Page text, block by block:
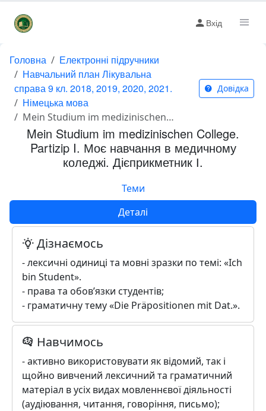
Вхід
Головна
Електронні підручники
Навчальний план Лікувальна
справа 9 кл. 2018, 2019, 2020, 2021.
Німецька мова
Mein Studium im medizinischen College. Partizip I. Моє навчання в медичному коледжі. Дієприкметник І.
Довідка
Mein Studium im medizinischen College.
Partizip I. Моє навчання в медичному
коледжі. Дієприкметник І.
Теми
Деталі
Дізнаємось
- лексичні одиниці та мовні зразки по темі: «Ich
bin Student».
- права та обов’язки студентів;
- граматичну тему «Die Präpositionen mit Dat.».
Навчимось
- активно використовувати як відомий, так і
щойно вивчений лексичний та граматичний
матеріал в усіх видах мовленнєвої діяльності
(аудіювання, читання, говоріння, письмо);